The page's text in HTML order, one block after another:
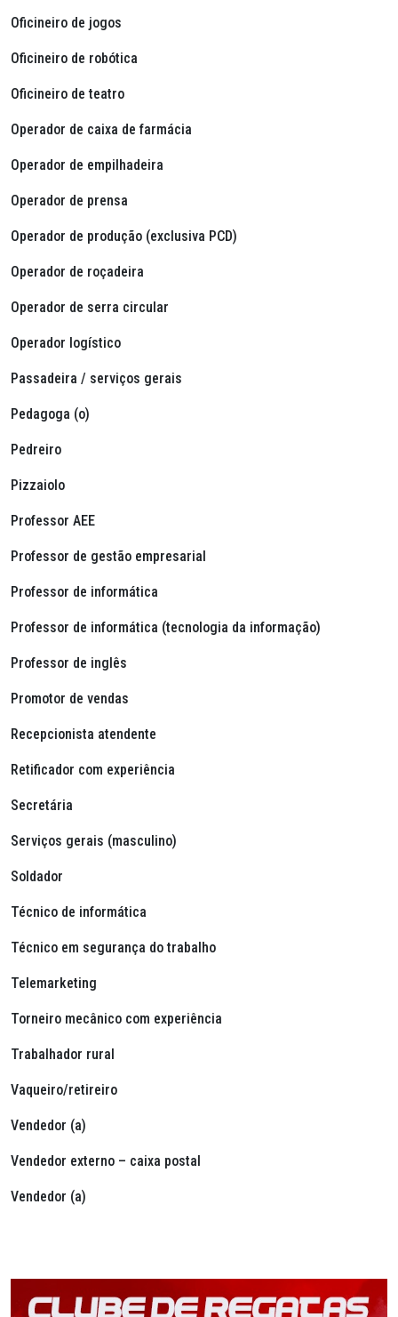
Oficineiro de jogos
Oficineiro de robótica
Oficineiro de teatro
Operador de caixa de farmácia
Operador de empilhadeira
Operador de prensa
Operador de produção (exclusiva PCD)
Operador de roçadeira
Operador de serra circular
Operador logístico
Passadeira / serviços gerais
Pedagoga (o)
Pedreiro
Pizzaiolo
Professor AEE
Professor de gestão empresarial
Professor de informática
Professor de informática (tecnologia da informação)
Professor de inglês
Promotor de vendas
Recepcionista atendente
Retificador com experiência
Secretária
Serviços gerais (masculino)
Soldador
Técnico de informática
Técnico em segurança do trabalho
Telemarketing
Torneiro mecânico com experiência
Trabalhador rural
Vaqueiro/retireiro
Vendedor (a)
Vendedor externo – caixa postal
Vendedor (a)